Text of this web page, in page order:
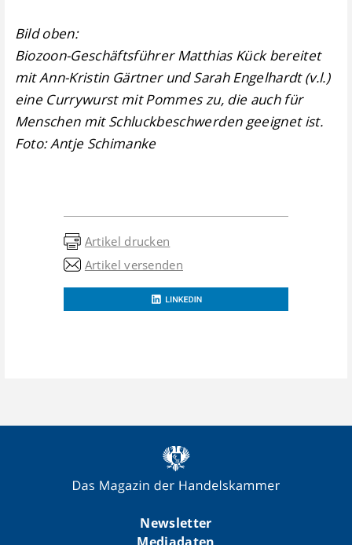
Bild oben:
Biozoon-Geschäftsführer Matthias Kück bereitet
mit Ann-Kristin Gärtner und Sarah Engelhardt (v.l.)
eine Currywurst mit Pommes zu, die auch für
Menschen mit Schluckbeschwerden geeignet ist.
Foto: Antje Schimanke
Artikel drucken
Artikel versenden
Newsletter